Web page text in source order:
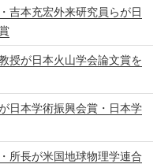
吉本充宏外来研究員らが日
授が日本火山学会論文賞を
日本学術振興会賞・日本学
所長が米国地球物理学連合